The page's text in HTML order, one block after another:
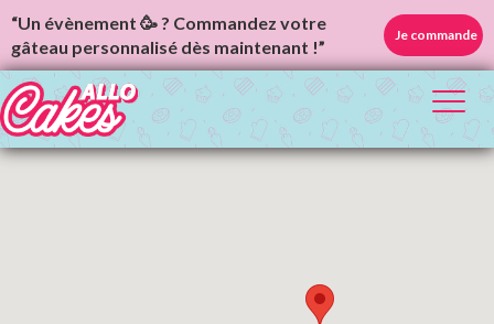
“Un évènement 🥳 ? Commandez votre
gâteau personnalisé dès maintenant !”
Je commande